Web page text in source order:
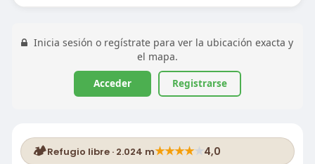
Inicia sesión o regístrate para ver la ubicación exacta y
el mapa.
Acceder Registrarse
🏕️Refugio libre · 2.024 m★★★★★4,0